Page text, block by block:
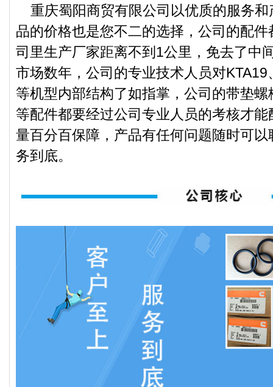
重庆蜀阳商贸有限公司以优质的服务和
品的价格也是您不二的选择，公司的配
司里生产厂家距离不到1公里，免去了中
市场数年，公司的专业技术人员对
等机型内部结构了如指掌，公司的带垫
等配件都要经过公司专业人员的考核才
量百分百保障，产品有任何问题随时可
务到底。